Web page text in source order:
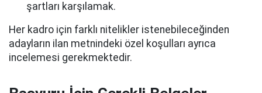
şartları karşılamak.
Her kadro için farklı nitelikler istenebileceğinden
adayların ilan metnindeki özel koşulları ayrıca
incelemesi gerekmektedir.